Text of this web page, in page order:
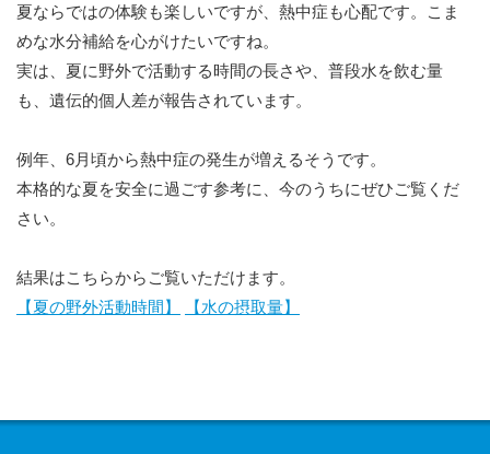
夏ならではの体験も楽しいですが、熱中症も心配です。こま
めな水分補給を心がけたいですね。
実は、夏に野外で活動する時間の長さや、普段水を飲む量
も、遺伝的個人差が報告されています。
例年、6月頃から熱中症の発生が増えるそうです。
本格的な夏を安全に過ごす参考に、今のうちにぜひご覧くだ
さい。
結果はこちらからご覧いただけます。
【夏の野外活動時間】
【水の摂取量】